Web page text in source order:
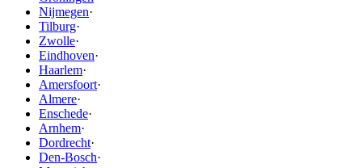
Nijmegen·
Tilburg·
Zwolle·
Eindhoven·
Haarlem·
Amersfoort·
Almere·
Enschede·
Arnhem·
Dordrecht·
Den-Bosch·